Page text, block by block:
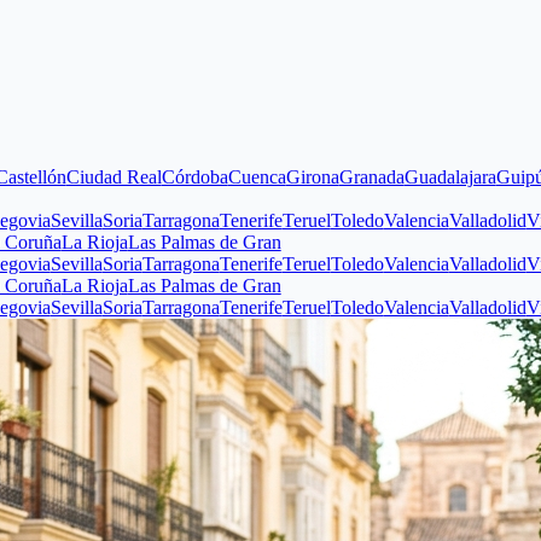
Ciudad RealCórdobaCuencaGironaGranadaGuadalajaraGuipúzcoa
SoriaTarragonaTenerifeTeruelToledoValenciaValladolidVizcaya
RiojaLas Palmas de Gran
SoriaTarragonaTenerifeTeruelToledoValenciaValladolidVizcaya
RiojaLas Palmas de Gran
SoriaTarragonaTenerifeTeruelToledoValenciaValladolidVizcaya